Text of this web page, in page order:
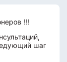
!!!
шаг